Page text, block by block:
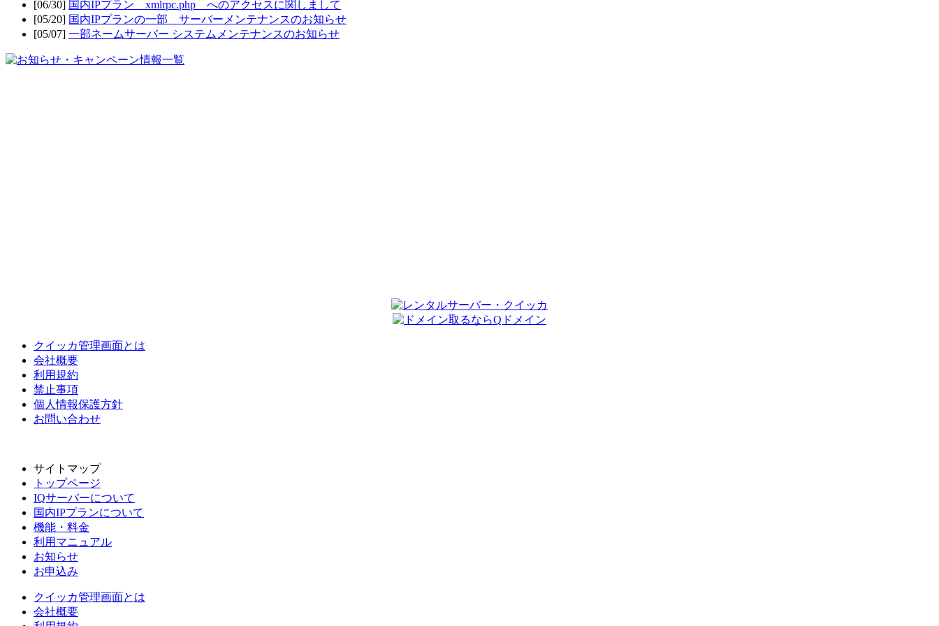
[06/30] 国内IPプラン xmlrpc.php へのアクセスに関しまして
[05/20] 国内IPプランの一部 サーバーメンテナンスのお知らせ
[05/07] 一部ネームサーバー システムメンテナンスのお知らせ
クイッカ管理画面とは
会社概要
利用規約
禁止事項
個人情報保護方針
お問い合わせ
サイトマップ
トップページ
IQサーバーについて
国内IPプランについて
機能・料金
利用マニュアル
お知らせ
お申込み
クイッカ管理画面とは
会社概要